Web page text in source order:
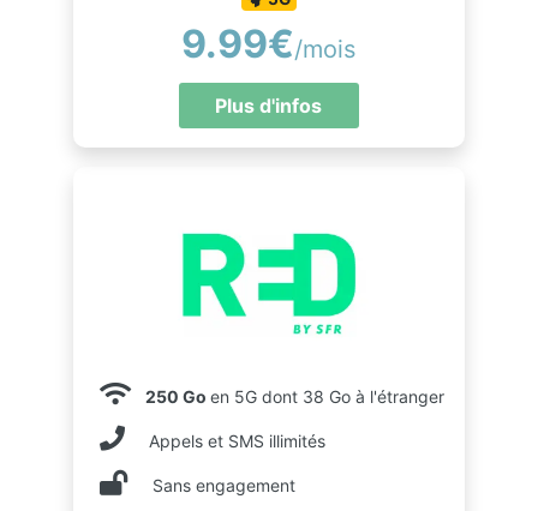
9.99€/mois
Plus d'infos
250 Go en 5G dont 38 Go à l'étranger
Appels et SMS illimités
Sans engagement